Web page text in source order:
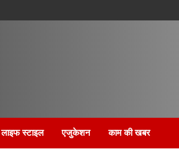
लाइफ स्टाइल एजुकेशन काम की खबर